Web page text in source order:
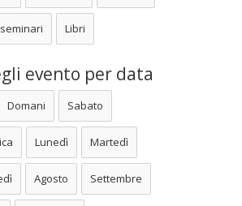
Libri
evento per data
Domani Sabato
Lunedì Martedì
Agosto Settembre